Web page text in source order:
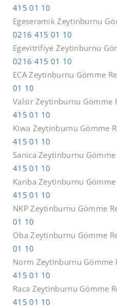
415 01 10
Egeseramik Zeytinburnu
0216 415 01 10
Egevitrifiye Zeytinburnu
0216 415 01 10
ECA Zeytinburnu Gömme
01 10
Valsir Zeytinburnu Gömme
415 01 10
Kiwa Zeytinburnu Gömme
415 01 10
Sanica Zeytinburnu
415 01 10
Kariba Zeytinburnu Gömme
415 01 10
NKP Zeytinburnu Gömme
01 10
Oba Zeytinburnu Gömme
01 10
Norm Zeytinburnu Gömme
415 01 10
Raca Zeytinburnu Gömme
415 01 10